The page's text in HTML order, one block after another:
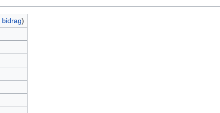
bidrag)